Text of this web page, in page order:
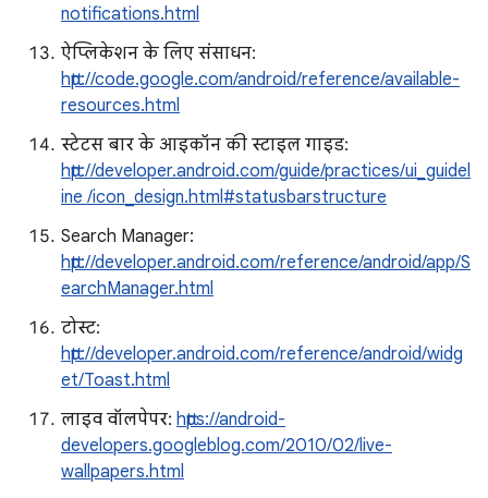
notifications.html
ऐप्लिकेशन के लिए संसाधन:
http://code.google.com/android/reference/available-
resources.html
स्टेटस बार के आइकॉन की स्टाइल गाइड:
http://developer.android.com/guide/practices/ui_guidel
ine /icon_design.html#statusbarstructure
Search Manager:
http://developer.android.com/reference/android/app/S
earchManager.html
टोस्ट:
http://developer.android.com/reference/android/widg
et/Toast.html
लाइव वॉलपेपर: https://android-
developers.googleblog.com/2010/02/live-
wallpapers.html